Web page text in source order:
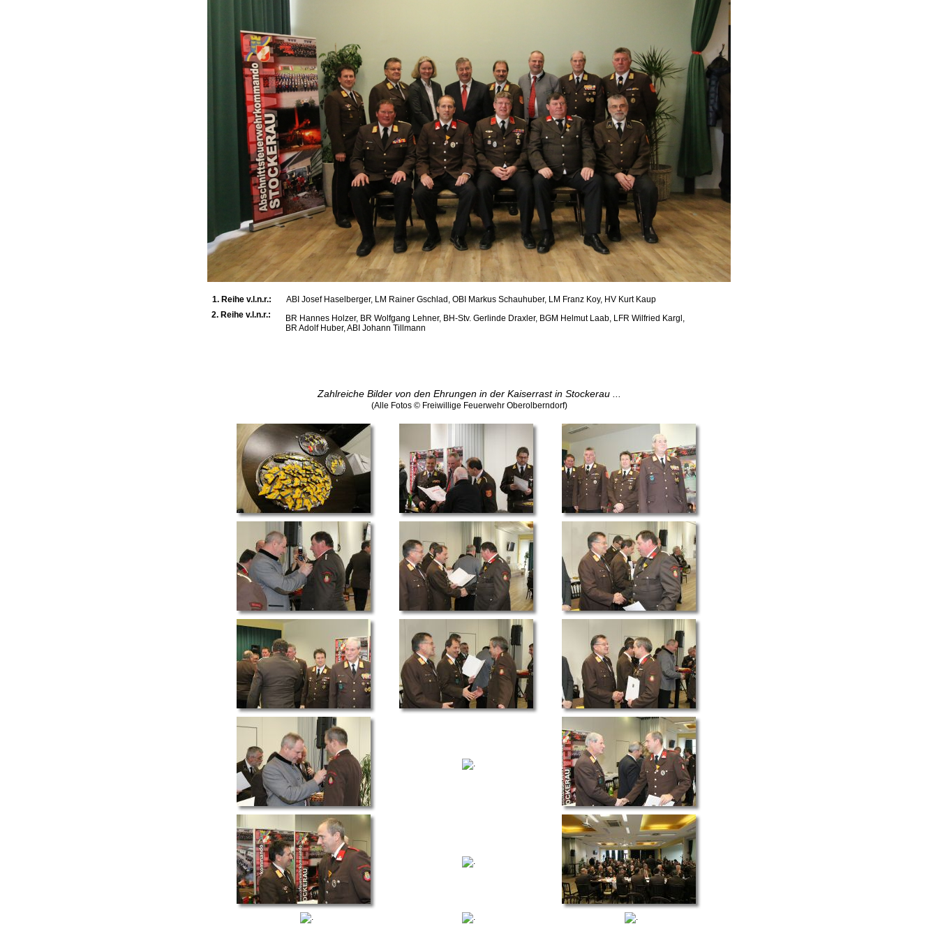
1. Reihe v.l.n.r.:
ABI Josef Haselberger, LM Rainer Gschlad, OBI Markus Schauhuber, LM Franz Koy, HV Kurt Kaup
2. Reihe v.l.n.r.:
BR Hannes Holzer, BR Wolfgang Lehner, BH-Stv. Gerlinde Draxler, BGM Helmut Laab, LFR Wilfried Kargl,
BR Adolf Huber, ABI Johann Tillmann
Zahlreiche Bilder von den Ehrungen in der Kaiserrast in Stockerau ...
(Alle Fotos © Freiwillige Feuerwehr Oberolberndorf)